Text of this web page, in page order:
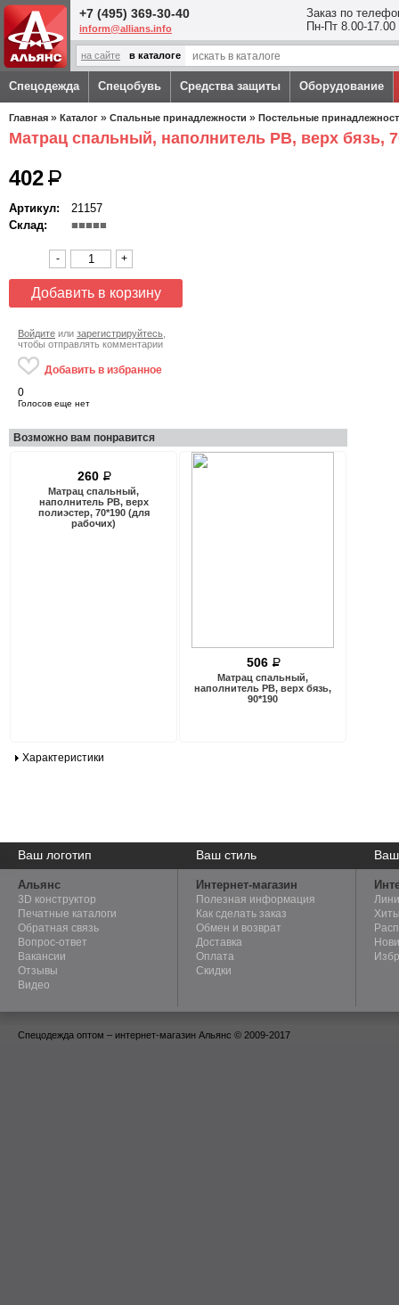
Перейти к основному содержанию
+7 (495) 369-30-40
inform@allians.info
Заказ по
Пн-Пт 8.00-17.00
на сайте в каталоге
Спецодежда Спецобувь Средства защиты Оборудование
Вы здесь
Главная » Каталог » Спальные принадлежности » Постельные
Матрац спальный, наполнитель РВ, верх бязь,
402P
Артикул:
21157
Склад:
■■■■■
- +
Войдите или зарегистрируйтесь
чтобы отправлять комментарии
Добавить в избранное
0
Голосов еще нет
Возможно вам понравится
260 P
Матрац спальный,
наполнитель РВ, верх
полиэстер, 70*190 (для
рабочих)
506 P
Матрац спальный,
наполнитель РВ, верх бязь,
90*190
Характеристики
Мы поможем создать
уникальную корпоративную
форму с вашим логотипом.
Ваш логотип
Мы осуществляем пошив
эксклюзивных моделей
одежды по эскизам клиента.
Ваш стиль
Альянс
3D конструктор
Печатные каталоги
Обратная связь
Вопрос-ответ
Вакансии
Отзывы
Видео
Интернет-магазин
Полезная информация
Как сделать заказ
Обмен и возврат
Доставка
Оплата
Скидки
Спецодежда оптом – интернет-магазин Альянс © 2009-2017